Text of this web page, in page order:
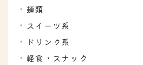
麺類
スイーツ系
ドリンク系
軽食・スナック